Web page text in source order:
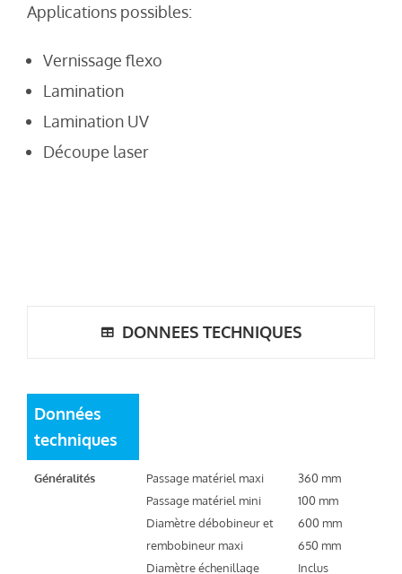
Applications possibles:
Vernissage flexo
Lamination
Lamination UV
Découpe laser
DONNEES TECHNIQUES
Données
techniques
Généralités
Passage matériel maxi
Passage matériel mini
Diamètre débobineur et
rembobineur maxi
Diamètre échenillage
360 mm
100 mm
600 mm
650 mm
Inclus